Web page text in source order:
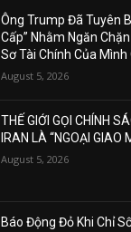
Ông Trump Đã Tuyên
Cấp” Nhằm Ngăn
Sơ Tài Chính Của Mình
August 5, 2026
THẾ GIỚI GỌI CHÍNH
IRAN LÀ “NGOẠI GIAO
August 5, 2026
Báo Động Đỏ Khi Chỉ